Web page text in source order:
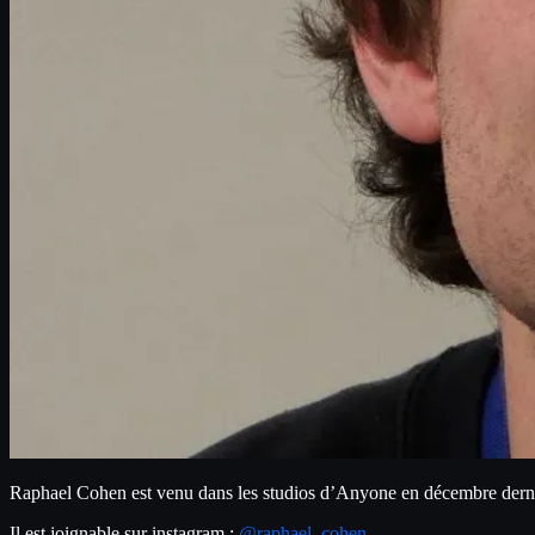
Raphael Cohen est venu dans les studios d’Anyone en décembre